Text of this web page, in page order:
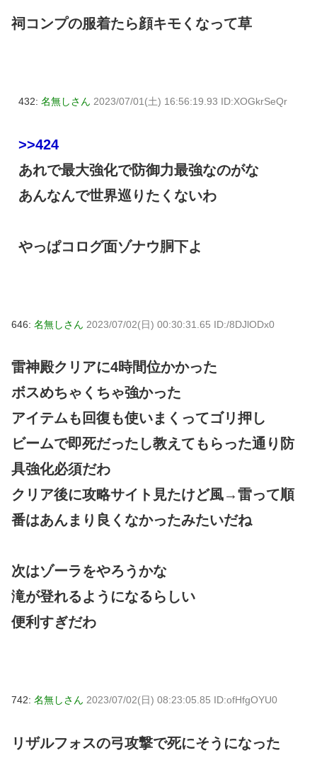
祠コンプの服着たら顔キモくなって草
432: 名無しさん 2023/07/01(土) 16:56:19.93 ID:XOGkrSeQr
>>424
あれで最大強化で防御力最強なのがな
あんなんで世界巡りたくないわ
やっぱコログ面ゾナウ胴下よ
646: 名無しさん 2023/07/02(日) 00:30:31.65 ID:/8DJlODx0
雷神殿クリアに4時間位かかった
ボスめちゃくちゃ強かった
アイテムも回復も使いまくってゴリ押し
ビームで即死だったし教えてもらった通り防
具強化必須だわ
クリア後に攻略サイト見たけど風→雷って順
番はあんまり良くなかったみたいだね
次はゾーラをやろうかな
滝が登れるようになるらしい
便利すぎだわ
742: 名無しさん 2023/07/02(日) 08:23:05.85 ID:ofHfgOYU0
リザルフォスの弓攻撃で死にそうになった